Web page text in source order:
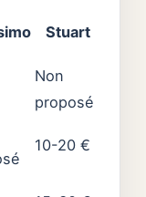
Stuart
Non
proposé
10-20 €